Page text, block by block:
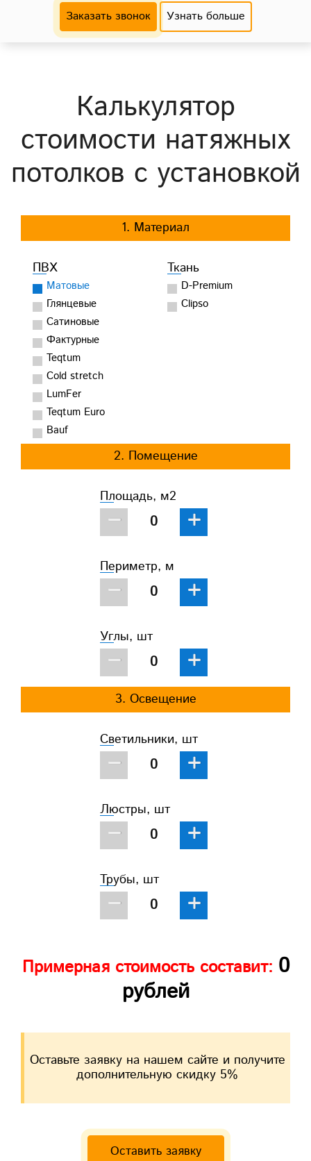
Заказать звонок Узнать больше
Калькулятор
стоимости натяжных
потолков с установкой
1. Материал
ПВХ
Матовые
Глянцевые
Сатиновые
Фактурные
Teqtum
Cold stretch
LumFer
Teqtum Euro
Bauf
Ткань
D-Premium
Clipso
2. Помещение
Площадь, м2
− +
Периметр, м
− +
Углы, шт
− +
3. Освещение
Светильники, шт
− +
Люстры, шт
− +
Трубы, шт
− +
Примерная стоимость составит: 0
рублей
Оставьте заявку на нашем сайте и получите
дополнительную скидку 5%
Оставить заявку